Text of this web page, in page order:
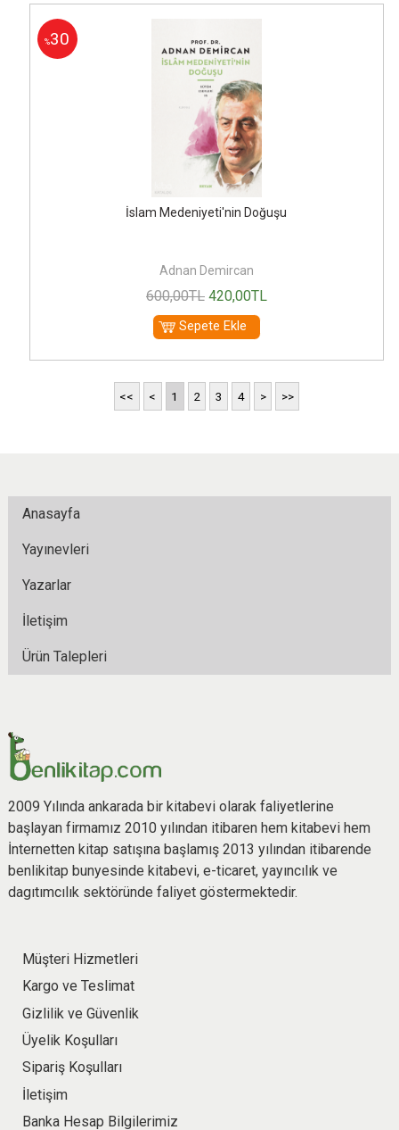
%30
İslam Medeniyeti'nin Doğuşu
Adnan Demircan
600,00TL 420,00TL
Sepete Ekle
<< < 1 2 3 4 > >>
Anasayfa
Yayınevleri
Yazarlar
İletişim
Ürün Talepleri
2009 Yılında ankarada bir kitabevi olarak faliyetlerine
başlayan firmamız 2010 yılından itibaren hem kitabevi hem
İnternetten kitap satışına başlamış 2013 yılından itibarende
benlikitap bunyesinde kitabevi, e-ticaret, yayıncılık ve
dagıtımcılık sektöründe faliyet göstermektedir.
Müşteri Hizmetleri
Kargo ve Teslimat
Gizlilik ve Güvenlik
Üyelik Koşulları
Sipariş Koşulları
İletişim
Banka Hesap Bilgilerimiz